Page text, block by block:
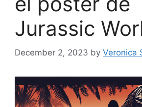
Jurassic
December 2, 2023 by Veronica